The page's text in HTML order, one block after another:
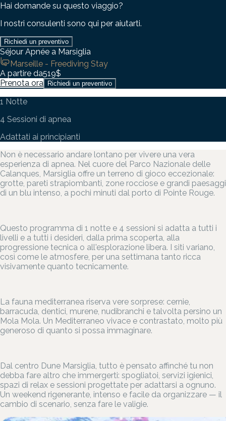
Hai domande su questo viaggio?
I nostri consulenti sono qui per aiutarti.
Richiedi un preventivo
Séjour Apnée a Marsiglia
Marseille - Freediving Stay
A partire da519$
Prenota ora
Richiedi un preventivo
1 Notte
4 Sessioni di apnea
Adattati ai principianti
Non è necessario andare lontano per vivere una vera
esperienza di apnea. Nel cuore del Parco Nazionale delle
Calanques, Marsiglia offre un terreno di gioco eccezionale:
grotte, pareti strapiombanti, zone rocciose e grandi paesaggi
di un blu intenso, a pochi minuti dal porto di Pointe Rouge.
Questo programma di 1 notte e 4 sessioni si adatta a tutti i
livelli e a tutti i desideri, dalla prima scoperta, alla
progressione tecnica o all'esplorazione libera. I siti variano,
così come le atmosfere, per una settimana tanto ricca
visivamente quanto tecnicamente.
La fauna mediterranea riserva vere sorprese: cernie,
barracuda, dentici, murene, nudibranchi e talvolta persino un
Mola Mola. Un Mediterraneo vivace e contrastato, molto più
generoso di quanto si possa immaginare.
Dal centro Dune Marsiglia, tutto è pensato affinché tu non
debba fare altro che immergerti: spogliatoi, servizi igienici,
spazi di relax e sessioni progettate per adattarsi a ognuno.
Un weekend rigenerante, intenso e facile da organizzare — il
cambio di scenario, senza fare le valigie.